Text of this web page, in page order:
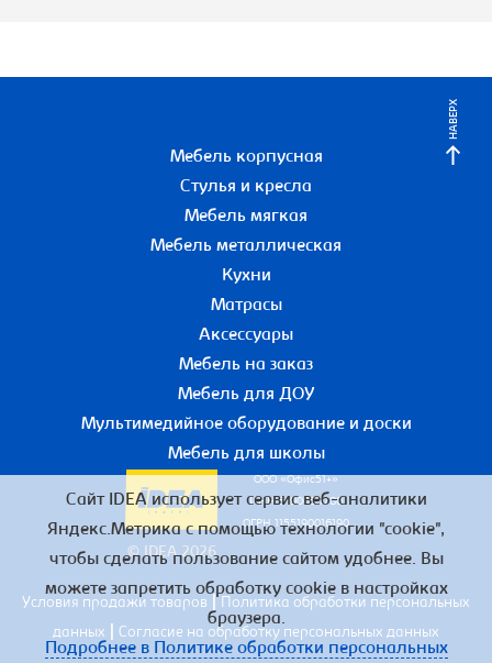
НАВЕРХ
Мебель корпусная
Стулья и кресла
Мебель мягкая
Мебель металлическая
Кухни
Матрасы
Аксессуары
Мебель на заказ
Мебель для ДОУ
Мультимедийное оборудование и доски
Мебель для школы
© IDEA 2026
ООО «Офис51+»
ИНН 5190055780
ОГРН 1155190016190
Условия продажи товаров | Политика обработки персональных
данных
Согласие на обработку персональных данных
Сайт IDEA использует сервис веб-аналитики
Яндекс.Метрика с помощью технологии "cookie",
чтобы сделать пользование сайтом удобнее. Вы
можете запретить обработку cookie в настройках
браузера.
Подробнее в Политике обработки персональных